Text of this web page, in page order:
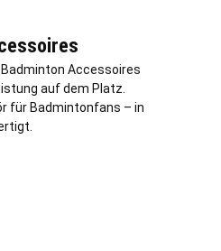
Accessoires
auf dem Platz.
für Badmintonfans – in